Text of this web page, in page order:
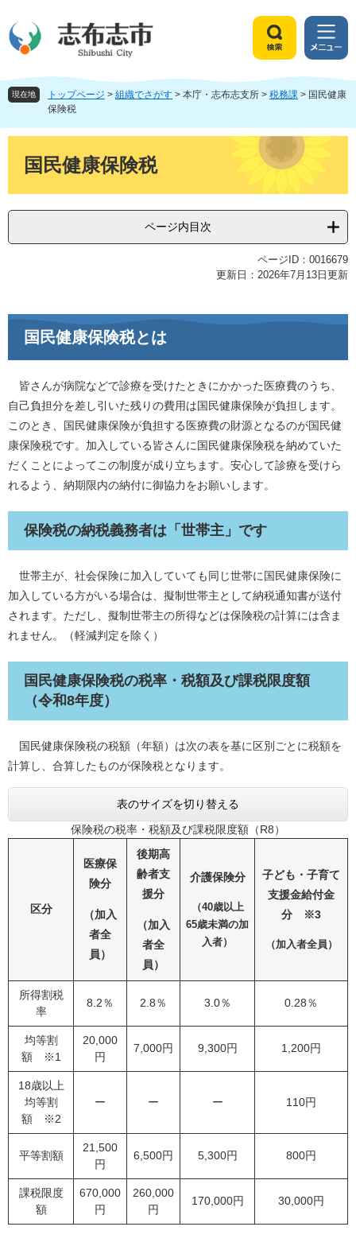
ジ
頭
ュ
飛
へ
索
メ
ニ
ュ
ー
現在地 トップページ > 組織でさがす > 本庁・志布志支所 > 税務課 > 国民健康
保険税
国民健康保険税
ページ内目次
ページID：0016679
更新日：2026年7月13日更新
国民健康保険税とは
皆さんが病院などで診療を受けたときにかかった医療費のうち、
自己負担分を差し引いた残りの費用は国民健康保険が負担します。
このとき、国民健康保険が負担する医療費の財源となるのが国民健
康保険税です。加入している皆さんに国民健康保険税を納めていた
だくことによってこの制度が成り立ちます。安心して診療を受けら
れるよう、納期限内の納付に御協力をお願いします。
保険税の納税義務者は「世帯主」です
世帯主が、社会保険に加入していても同じ世帯に国民健康保険に
加入している方がいる場合は、擬制世帯主として納税通知書が送付
されます。ただし、擬制世帯主の所得などは保険税の計算には含ま
れません。（軽減判定を除く）
国民健康保険税の税率・税額及び課税限度額
（令和8年度）
国民健康保険税の税額（年額）は次の表を基に区別ごとに税額を
計算し、合算したものが保険税となります。
表のサイズを切り替える
保険税の税率・税額及び課税限度額（R8）
区分
医療保
険分
（加入
者全
員）
後期高
齢者支
援分
（加入
者全
員）
介護保険分
（40歳以上
65歳未満の加
入者）
子ども・子育て
支援金給付金
分 ※3
（加入者全員）
所得割税
率
8.2％ 2.8％ 3.0％ 0.28％
均等割
額 ※1
20,000
円
7,000円 9,300円 1,200円
18歳以上
均等割
額 ※2
ー ー ー 110円
平等割額
21,500
円
6,500円 5,300円 800円
課税限度
額
670,000
円
260,000
円
170,000円 30,000円